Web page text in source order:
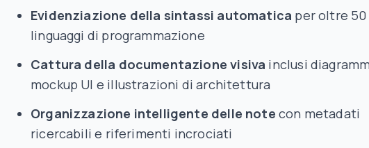
Evidenziazione della sintassi automatica per oltre 50
linguaggi di programmazione
Cattura della documentazione visiva inclusi
mockup UI e illustrazioni di architettura
Organizzazione intelligente delle note con metadati
ricercabili e riferimenti incrociati